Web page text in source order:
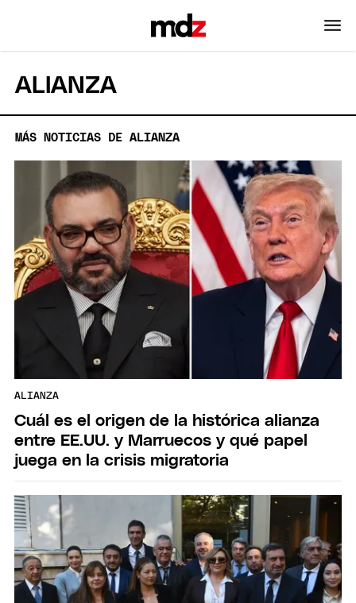
ALIANZA
MÁS NOTICIAS DE ALIANZA
ALIANZA
Cuál es el origen de la histórica alianza
entre EE.UU. y Marruecos y qué papel
juega en la crisis migratoria